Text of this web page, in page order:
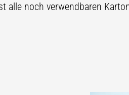
alle noch verwendbaren